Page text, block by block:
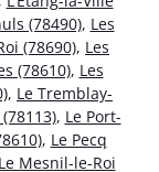
(78490), Les
(78690), Les
(78610), Les
, Le Tremblay-
, Le Port-
, Le Pecq
Le Mesnil-le-Roi